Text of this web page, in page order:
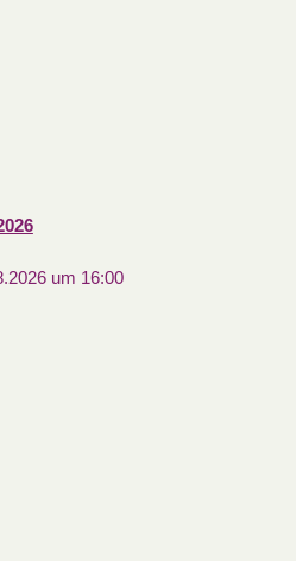
um 16:00